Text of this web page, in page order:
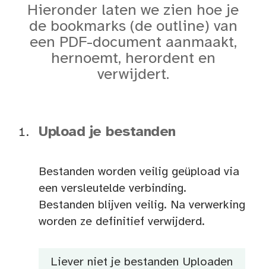
Hieronder laten we zien hoe je
de bookmarks (de outline) van
een PDF-document aanmaakt,
hernoemt, herordent en
verwijdert.
Upload je bestanden
Bestanden worden veilig geüpload via
een versleutelde verbinding.
Bestanden blijven veilig. Na verwerking
worden ze definitief verwijderd.
Liever niet je bestanden Uploaden